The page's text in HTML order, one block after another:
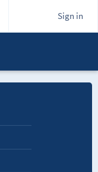
Sign in